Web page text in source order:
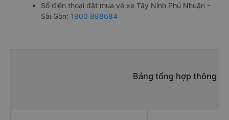
Số điện thoại đặt mua vé xe Tây Ninh Phú Nhuận -
Sài Gòn: 1900 888684
Bảng tổng hợp thông